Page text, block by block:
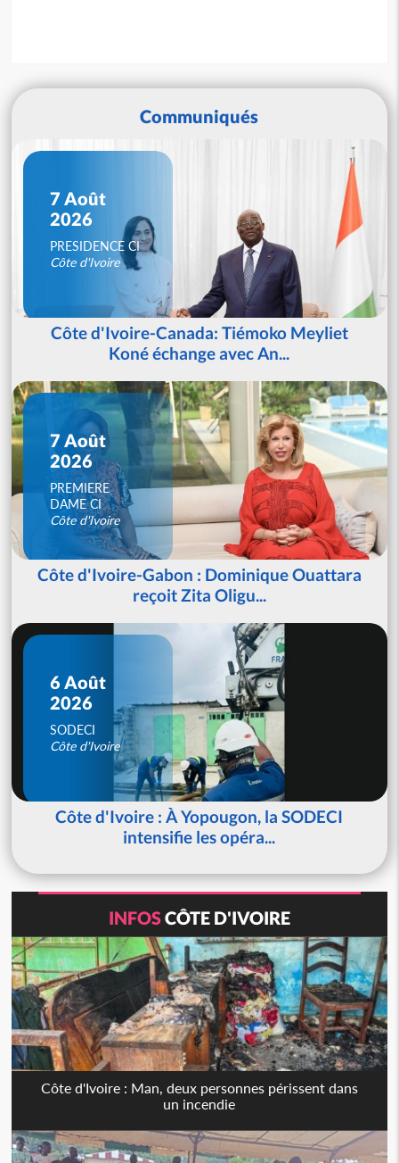
Communiqués
7 Août
2026
PRESIDENCE CI
Côte d'Ivoire
Côte d'Ivoire-Canada: Tiémoko Meyliet
Koné échange avec An...
7 Août
2026
PREMIERE
DAME CI
Côte d'Ivoire
Côte d'Ivoire-Gabon : Dominique Ouattara
reçoit Zita Oligu...
6 Août
2026
SODECI
Côte d'Ivoire
Côte d'Ivoire : À Yopougon, la SODECI
intensifie les opéra...
INFOSCÔTE D'IVOIRE
Côte d'Ivoire : Man, deux personnes périssent dans
un incendie